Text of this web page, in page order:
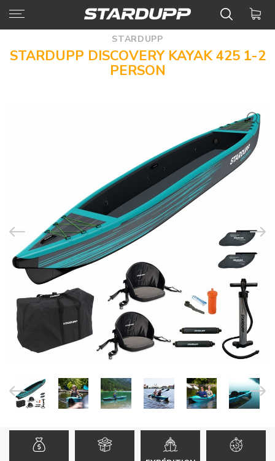
STARDUPP
STARDUPP DISCOVERY KAYAK 425 1-2
PERSON